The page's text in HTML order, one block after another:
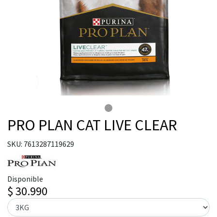
PRO PLAN CAT LIVE CLEAR
SKU: 7613287119629
Disponible
$ 30.990